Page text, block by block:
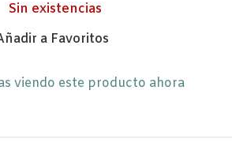
Sin existencias
a Favoritos
viendo este producto ahora